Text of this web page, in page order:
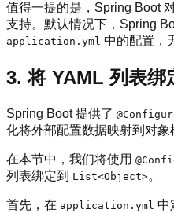
值得一提的是，Spring Boot
支持。默认情况下，Spring
application.yml 中的配置，
3. 将 YAML 列表绑
Spring Boot 提供了
化将外部配置数据映射到对象
在本节中，我们将使用
列表绑定到 List<Object>。
首先，在 application.yml 中